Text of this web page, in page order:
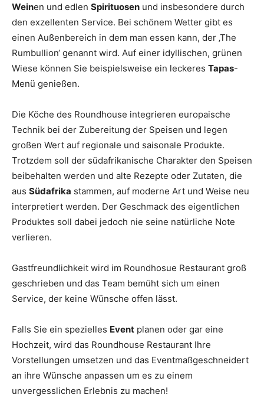
Weinen und edlen Spirituosen und insbesondere durch
den exzellenten Service. Bei schönem Wetter gibt es
einen Außenbereich in dem man essen kann, der ‚The
Rumbullion‘ genannt wird. Auf einer idyllischen, grünen
Wiese können Sie beispielsweise ein leckeres Tapas-
Menü genießen.
Die Köche des Roundhouse integrieren europaische
Technik bei der Zubereitung der Speisen und legen
großen Wert auf regionale und saisonale Produkte.
Trotzdem soll der südafrikanische Charakter den Speisen
beibehalten werden und alte Rezepte oder Zutaten, die
aus Südafrika stammen, auf moderne Art und Weise neu
interpretiert werden. Der Geschmack des eigentlichen
Produktes soll dabei jedoch nie seine natürliche Note
verlieren.
Gastfreundlichkeit wird im Roundhosue Restaurant groß
geschrieben und das Team bemüht sich um einen
Service, der keine Wünsche offen lässt.
Falls Sie ein spezielles Event planen oder gar eine
Hochzeit, wird das Roundhouse Restaurant Ihre
Vorstellungen umsetzen und das Eventmaßgeschneidert
an ihre Wünsche anpassen um es zu einem
unvergesslichen Erlebnis zu machen!